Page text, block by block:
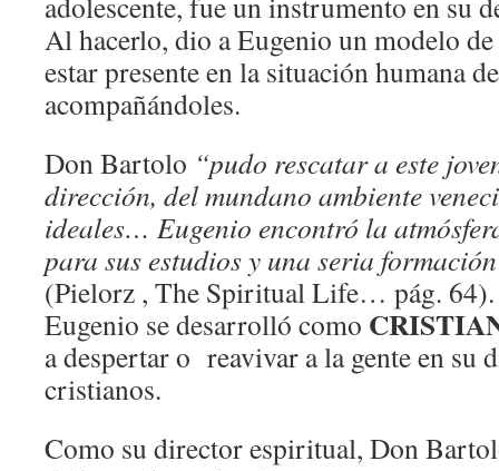
Al hacerlo, dio a Eugenio un modelo
estar presente en la situación humana
acompañándoles.
Don Bartolo “pudo rescatar a este
dirección, del mundano ambiente
ideales… Eugenio encontró la
para sus estudios y una seria
(Pielorz , The Spiritual Life… pág. 64).
Eugenio se desarrolló como
a despertar o reavivar a la gente en su
cristianos.
Como su director espiritual, Don